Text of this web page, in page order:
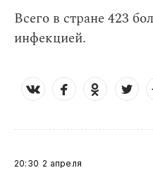
Всего в стране 423
инфекцией.
20:30 2 апреля